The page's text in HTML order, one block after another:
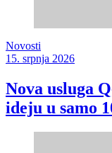
Novosti
15. srpnja 2026
Nova usluga
ideju u samo